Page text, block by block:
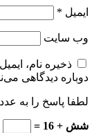
ایمیل *
وب‌ سایت
ذخیره نام،
دوباره دیدگاهی
لطفا پاسخ را به
شش + 16 =